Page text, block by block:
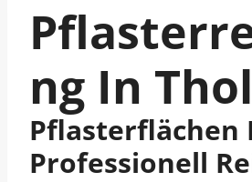
Ng In
Pflasterflächen
Professionell